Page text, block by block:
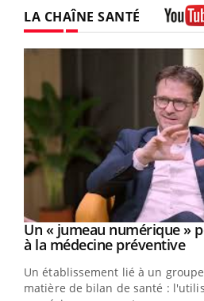
LA CHAÎNE SANTÉ
Youtube
Un « jumeau numérique »
à la médecine préventive
Un établissement lié à un
matière de bilan de santé :